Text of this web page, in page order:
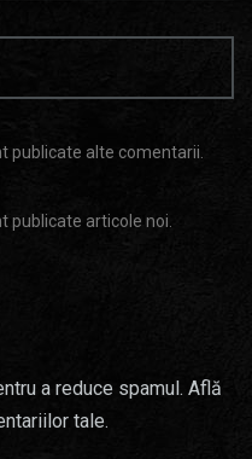
publicate alte comentarii.
publicate articole noi.
a reduce spamul. Află
tale.